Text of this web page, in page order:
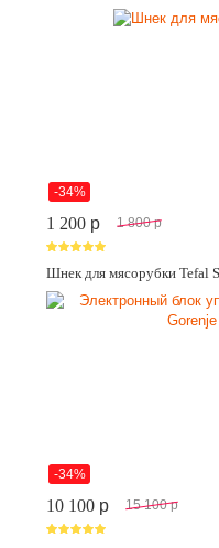
-34%
1 200 p 1 800 p
Шнек для мясорубки Tefal
-34%
10 100 p 15 100 p